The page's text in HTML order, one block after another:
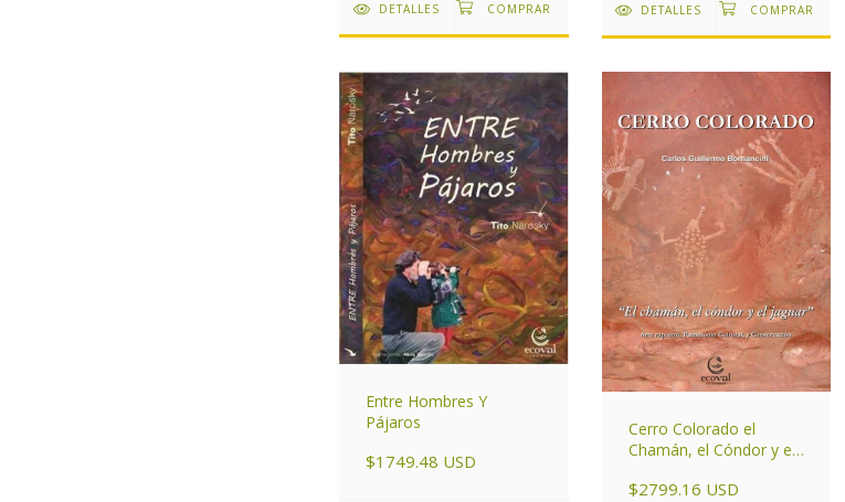
DETALLES DETALLES
Entre Hombres Y
Pájaros
$1749.48 USD
Cerro Colorado el
Chamán, el Cóndor y el
$2799.16 USD